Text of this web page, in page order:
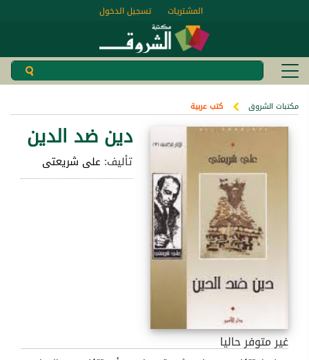
تسجيل الدخول المشتريات
مكتبات الشروق كتب عربية
دين ضد الدين
تأليف: على شريعتى
غير متوفر حاليا